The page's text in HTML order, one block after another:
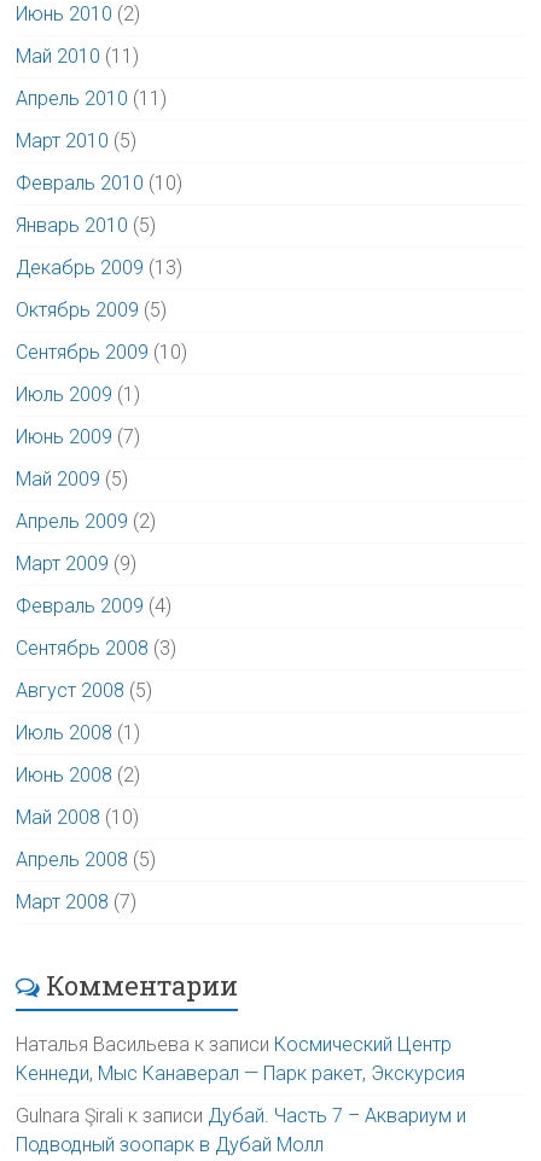
Июнь 2010 (2)
Май 2010 (11)
Апрель 2010 (11)
Март 2010 (5)
Февраль 2010 (10)
Январь 2010 (5)
Декабрь 2009 (13)
Октябрь 2009 (5)
Сентябрь 2009 (10)
Июль 2009 (1)
Июнь 2009 (7)
Май 2009 (5)
Апрель 2009 (2)
Март 2009 (9)
Февраль 2009 (4)
Сентябрь 2008 (3)
Август 2008 (5)
Июль 2008 (1)
Июнь 2008 (2)
Май 2008 (10)
Апрель 2008 (5)
Март 2008 (7)
Комментарии
Наталья Васильева к записи Космический Центр
Кеннеди, Мыс Канаверал — Парк ракет, Экскурсия
Gulnara Şirali к записи Дубай. Часть 7 – Аквариум и
Подводный зоопарк в Дубай Молл